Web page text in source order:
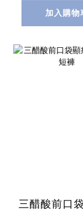
加入購物
三醋酸前口